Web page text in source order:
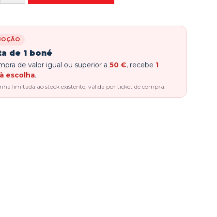
de 1 boné
de valor igual ou superior a 50 €, recebe 1
escolha.
limitada ao stock existente, válida por ticket de compra.